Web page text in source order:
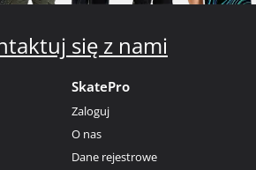
się z nami
SkatePro
Zaloguj
O nas
Dane rejestrowe